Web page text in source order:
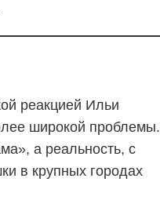
реакцией Ильи
широкой проблемы.
а реальность, с
в крупных городах